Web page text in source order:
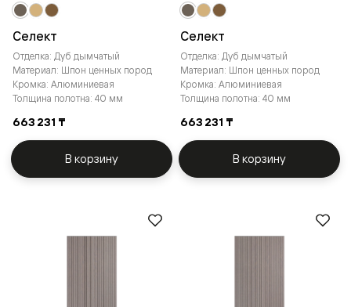
Селект
Отделка: Дуб дымчатый
Материал: Шпон ценных пород
Кромка: Алюминиевая
Толщина полотна: 40 мм
663 231 ₸
В корзину
Селект
Отделка: Дуб дымчатый
Материал: Шпон ценных пород
Кромка: Алюминиевая
Толщина полотна: 40 мм
663 231 ₸
В корзину